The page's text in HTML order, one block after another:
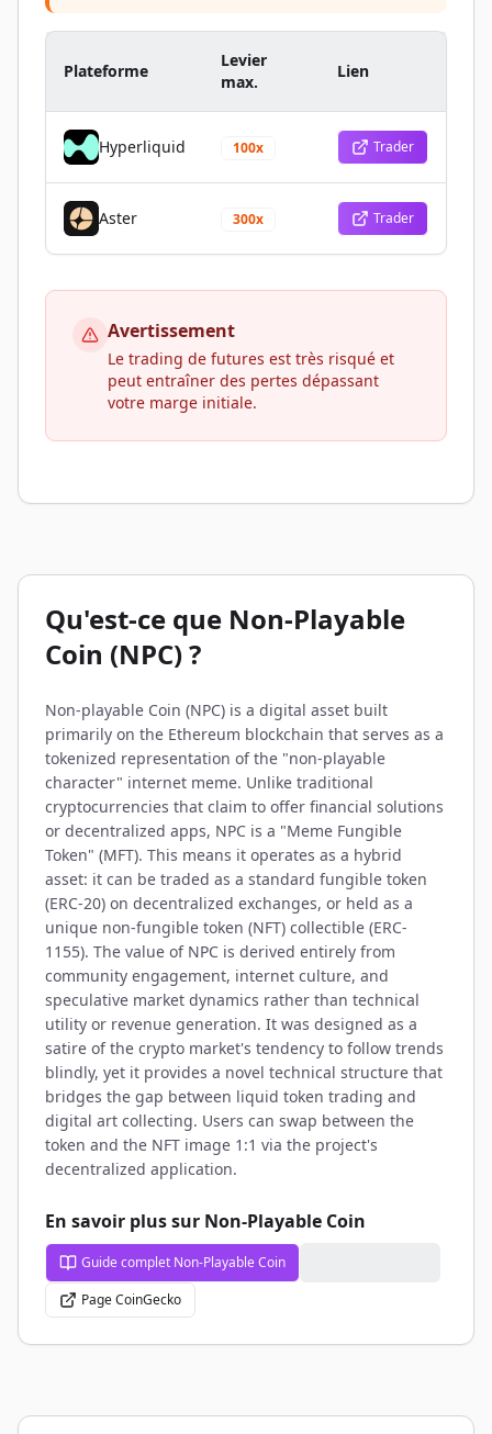
Plateforme
Levier
max.
Lien
Hyperliquid 100x Trader
Aster 300x Trader
Avertissement
Le trading de futures est très risqué et
peut entraîner des pertes dépassant
votre marge initiale.
Qu'est-ce que Non-Playable
Coin (NPC) ?
Non-playable Coin (NPC) is a digital asset built
primarily on the Ethereum blockchain that serves as a
tokenized representation of the "non-playable
character" internet meme. Unlike traditional
cryptocurrencies that claim to offer financial solutions
or decentralized apps, NPC is a "Meme Fungible
Token" (MFT). This means it operates as a hybrid
asset: it can be traded as a standard fungible token
(ERC-20) on decentralized exchanges, or held as a
unique non-fungible token (NFT) collectible (ERC-
1155). The value of NPC is derived entirely from
community engagement, internet culture, and
speculative market dynamics rather than technical
utility or revenue generation. It was designed as a
satire of the crypto market's tendency to follow trends
blindly, yet it provides a novel technical structure that
bridges the gap between liquid token trading and
digital art collecting. Users can swap between the
token and the NFT image 1:1 via the project's
decentralized application.
En savoir plus sur Non-Playable Coin
Guide complet Non-Playable Coin
Page CoinGecko